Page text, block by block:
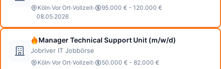
Köln·Vor Ort·Vollzeit·
95.000 € - 120.000 €
08.05.2026
Manager Technical Support Unit (m/w/d)
Jobriver IT Jobbörse
Köln·Vor Ort·Vollzeit·
50.000 € - 82.000 €